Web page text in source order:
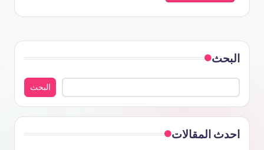
البحث
البحث
احدث المقالات